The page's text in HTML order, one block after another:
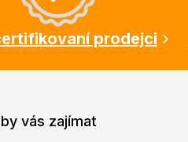
prodejci
vás zajímat